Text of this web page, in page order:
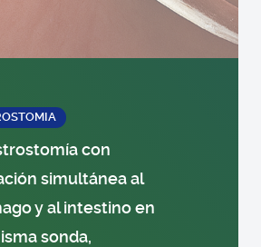
con
simultánea al
y al intestino en
sonda,